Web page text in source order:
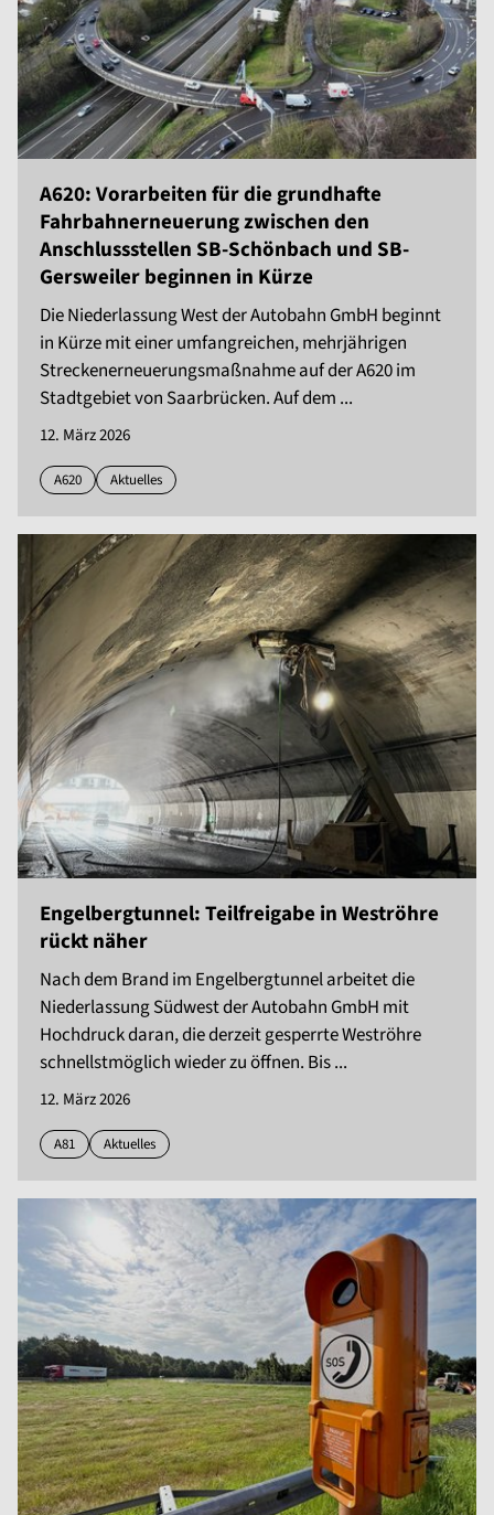
A620: Vorarbeiten für die grundhafte
Fahrbahnerneuerung zwischen den
Anschlussstellen SB-Schönbach und SB-
Gersweiler beginnen in Kürze
Die Niederlassung West der Autobahn GmbH beginnt
in Kürze mit einer umfangreichen, mehrjährigen
Streckenerneuerungsmaßnahme auf der A620 im
Stadtgebiet von Saarbrücken. Auf dem ...
12. März 2026
A620 Aktuelles
Engelbergtunnel: Teilfreigabe in Weströhre
rückt näher
Nach dem Brand im Engelbergtunnel arbeitet die
Niederlassung Südwest der Autobahn GmbH mit
Hochdruck daran, die derzeit gesperrte Weströhre
schnellstmöglich wieder zu öffnen. Bis ...
12. März 2026
A81 Aktuelles